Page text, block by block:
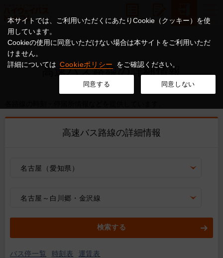
本サイトでは、ご利用いただくにあたりCookie（クッキー）を使
用しています。
Cookieの使用に同意いただけない場合は本サイトをご利用いただ
けません。
詳細については Cookieポリシー をご確認ください。
同意する 同意しない
高速バス路線の詳細情報
高速バス路線の詳細情報
名古屋（愛知県）
名古屋～白川郷・金沢線
検索する
バス停一覧 時刻表 運賃表